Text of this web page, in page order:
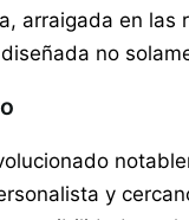
arraigada en
no
y